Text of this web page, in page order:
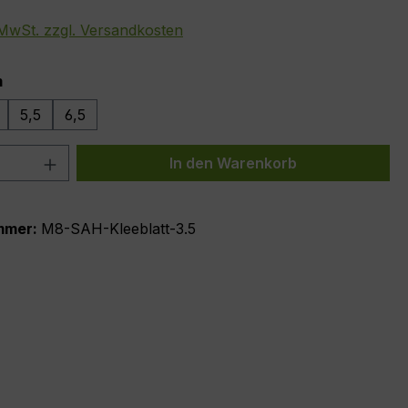
zzgl. Versandkosten
auswählen
5,5 6,5
Anzahl: Gib den gewünschten Wert
In den Warenkorb
M8-SAH-Kleeblatt-3.5